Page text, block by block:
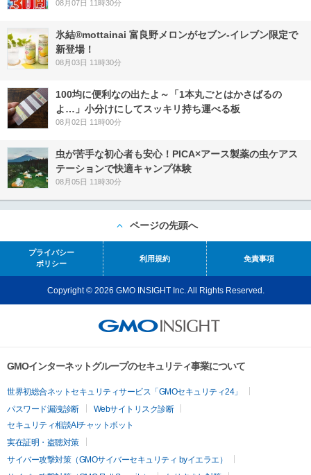
08月07日 11時30分
氷結®mottainai 富良野メロンがセブン‐イレブン限定で
新登場！
08月03日 11時30分
100均に便利なの出たよ～「1本丸ごとはかさばるの
よ…」小分けにしてスッキリ持ち運べる板
08月02日 11時00分
虫が苦手な初心者も安心！PICA×アース製薬の虫ケアス
テーションで快適キャンプ体験
08月05日 11時30分
ページの先頭へ
プライバシー
ポリシー
利用規約 免責事項
Copyright © 2026 GMO INSIGHT Inc. All Rights Reserved.
GMOインターネットグループのセキュリティ事業について
世界初総合ネットセキュリティサービス「GMOセキュリティ24」
パスワード漏洩診断
Webサイトリスク診断
セキュリティ相談AIチャットボット
実在証明・盗聴対策
サイバー攻撃対策（GMOサイバーセキュリティ byイエラエ）